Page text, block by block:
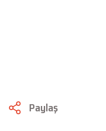
Paylaş